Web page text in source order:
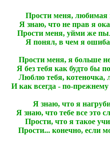
Прости меня, любимая
Я знаю, что не прав я
Прости меня, уйми же
Я понял, в чем я
Прости меня, я больше
Я без тебя как будто бы
Люблю тебя, котеночка,
И как всегда - по-прежнему
Я знаю, что я
Я знаю, что тебе все это
Прости, что я такое
Прости... конечно, если